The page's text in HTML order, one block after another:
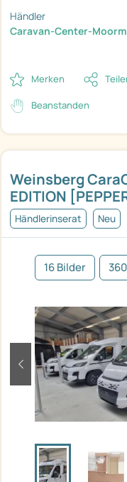
Weinsberg
EDITION
Händlerinserat Neu
16 Bilder
zurück
Händler
Caravan-Center-
Merken
Beanstanden